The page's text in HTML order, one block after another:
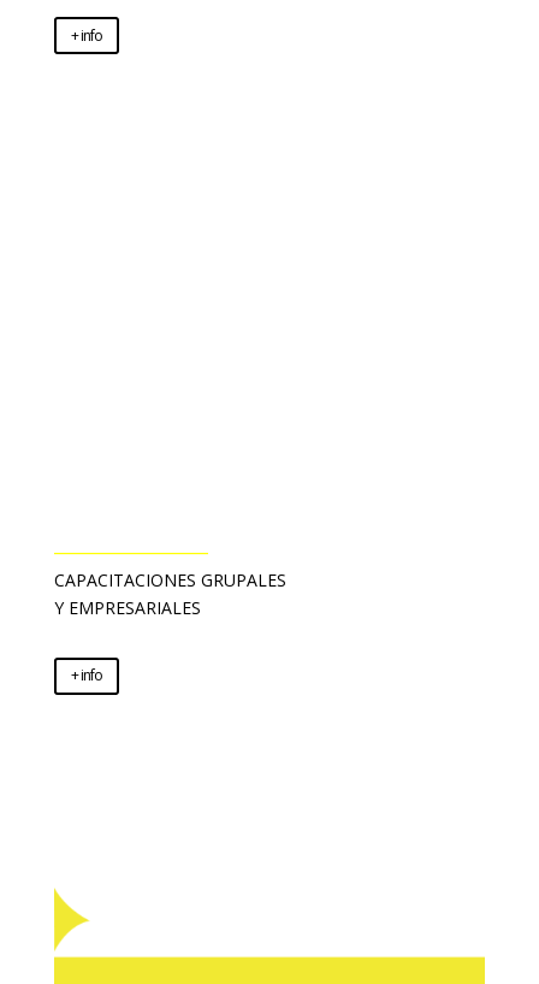
+ info
CAPACITACIONES GRUPALES
Y EMPRESARIALES
+ info